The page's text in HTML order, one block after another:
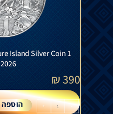
Island Silver Coin 1
390
₪
-
+